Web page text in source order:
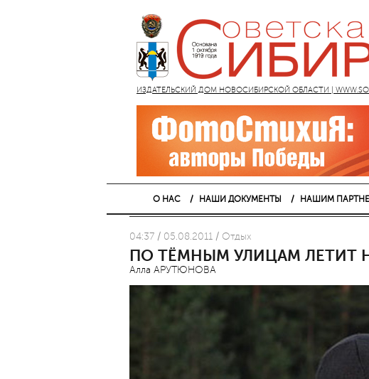
ИЗДАТЕЛЬСКИЙ ДОМ НОВОСИБИРСКОЙ ОБЛАСТИ |
О НАС НАШИ ДОКУМЕНТЫ НАШИМ
04:37 / 05.08.2011 / Отдых
ПО ТЁМНЫМ УЛИЦАМ ЛЕТИТ
Алла АРУТЮНОВА